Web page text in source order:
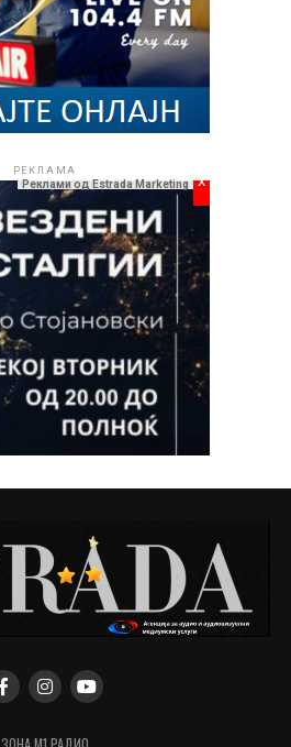
РЕКЛАМА
Реклами од Estrada Marketing x